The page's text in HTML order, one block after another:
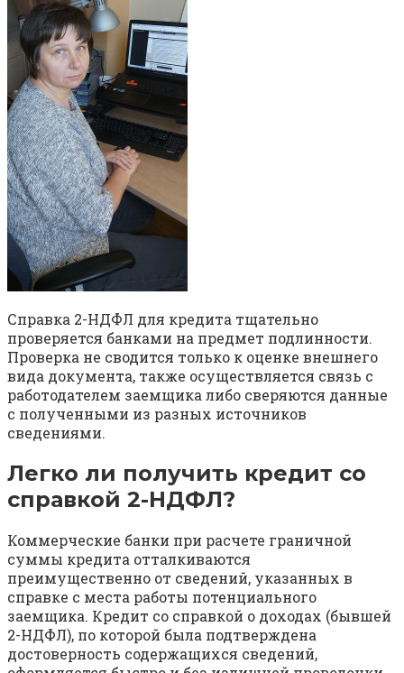
Справка 2-НДФЛ для кредита тщательно
проверяется банками на предмет подлинности.
Проверка не сводится только к оценке внешнего
вида документа, также осуществляется связь с
работодателем заемщика либо сверяются данные
с полученными из разных источников
сведениями.
Легко ли получить кредит со
справкой 2-НДФЛ?
Коммерческие банки при расчете граничной
суммы кредита отталкиваются
преимущественно от сведений, указанных в
справке с места работы потенциального
заемщика. Кредит со справкой о доходах (бывшей
2-НДФЛ), по которой была подтверждена
достоверность содержащихся сведений,